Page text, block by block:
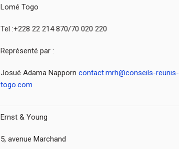
Lomé Togo
Tel :+228 22 214 870/70 020 220
Représenté par :
Josué Adama Napporn contact.mrh@conseils-reunis-
togo.com
Ernst & Young
5, avenue Marchand